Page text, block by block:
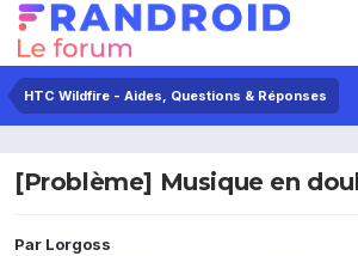
HTC Wildfire - Aides, Questions & Réponses
[Problème] Musique en
Par Lorgoss